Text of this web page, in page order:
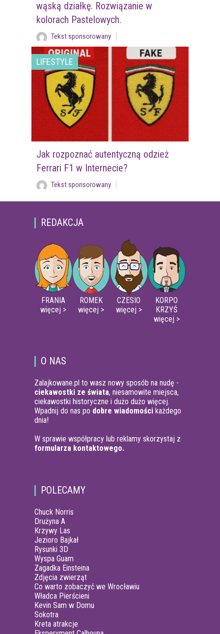
wąską działkę. Rozwiązanie w
kolorach Pastelowych.
Tekst sponsorowany
LIFESTYLE
Jak rozpoznać autentyczną odzież
Ferrari F1 w Internecie?
Tekst sponsorowany
REDAKCJA
FRANIA
więcej >
ROMEK
więcej >
CZESIO
więcej >
KORPO
KRZYŚ
więcej >
O NAS
Zalajkowane.pl to wasz nowy sposób na nudę -
ciekawostki ze świata, niesamowite miejsca,
ciekawostki historyczne i dużo dużo więcej.
Wpadnij do nas po dobre wiadomości każdego
dnia!
W sprawie współpracy lub reklamy skorzystaj z
formularza kontaktowego.
POLECAMY
Chuck Norris
Drużyna A
Krzywy Las
Jezioro Bajkał
Rysunki 3D
Wyspa Guam
Zagadka Einsteina
Zdjęcia zwierząt
Co warto zobaczyć we Wrocławiu
Władca Pierścieni
Kevin Sam w Domu
Sokotra
Kreta atrakcje